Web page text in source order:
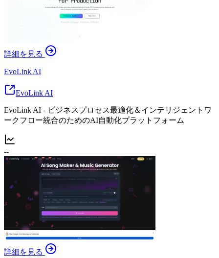
詳細を見る
EvoLink AI
EvoLink AI
EvoLink AI - ビジネスプロセス最適化＆インテリジェントワ
ークフロー統合のためのAI自動化プラットフォーム
--
詳細を見る